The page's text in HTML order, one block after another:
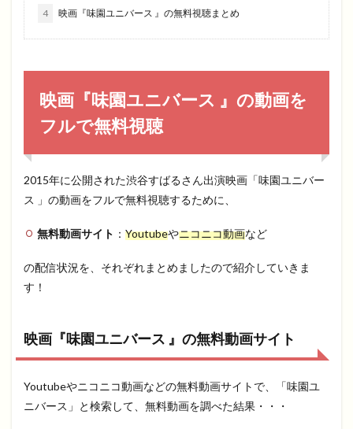
4 映画『味園ユニバース 』の無料視聴まとめ
映画『味園ユニバース 』の動画を
フルで無料視聴
2015年に公開された渋谷すばるさん出演映画「味園ユニバー
ス 」の動画をフルで無料視聴するために、
無料動画サイト ： Youtubeやニコニコ動画など
の配信状況を、それぞれまとめましたので紹介していきま
す！
映画『味園ユニバース 』の無料動画サイト
Youtubeやニコニコ動画などの無料動画サイトで、「味園ユ
ニバース」と検索して、無料動画を調べた結果・・・